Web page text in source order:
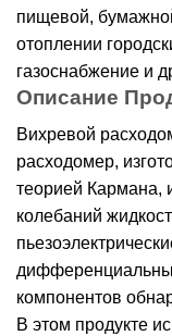
пищевой,
отоплении
газоснабжение и
Описание
Вихревой
расходомер,
теорией Кармана,
колебаний
компонентов
В этом продукте